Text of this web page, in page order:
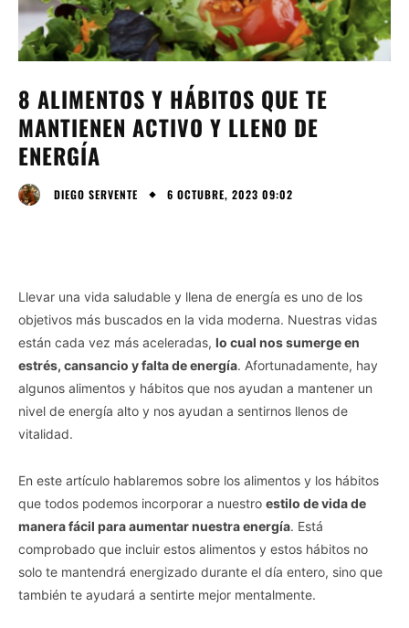
8 ALIMENTOS Y HÁBITOS QUE TE
MANTIENEN ACTIVO Y LLENO DE
ENERGÍA
DIEGO SERVENTE 6 OCTUBRE, 2023 09:02
Llevar una vida saludable y llena de energía es uno de los
objetivos más buscados en la vida moderna. Nuestras vidas
están cada vez más aceleradas, lo cual nos sumerge en
estrés, cansancio y falta de energía. Afortunadamente, hay
algunos alimentos y hábitos que nos ayudan a mantener un
nivel de energía alto y nos ayudan a sentirnos llenos de
vitalidad.
En este artículo hablaremos sobre los alimentos y los hábitos
que todos podemos incorporar a nuestro estilo de vida de
manera fácil para aumentar nuestra energía. Está
comprobado que incluir estos alimentos y estos hábitos no
solo te mantendrá energizado durante el día entero, sino que
también te ayudará a sentirte mejor mentalmente.